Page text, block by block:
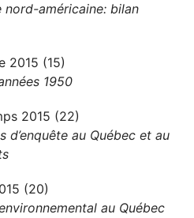
nord-américaine: bilan
2015 (15)
1950
2015 (22)
d’enquête au Québec et au
(20)
au Québec